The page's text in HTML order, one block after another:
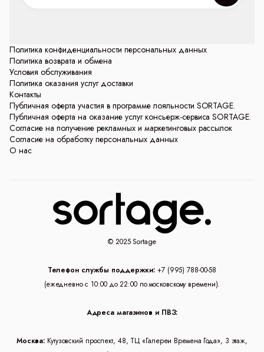
Политика конфиденциальности персональных данных
Политика возврата и обмена
Условия обслуживания
Политика оказания услуг доставки
Контакты
Публичная оферта участия в программе лояльности SORTAGE.
Публичная оферта на оказание услуг консьерж-сервиса SORTAGE.
Согласие на получение рекламных и маркетинговых рассылок
Согласие на обработку персональных данных
О нас
© 2025 Sortage
Телефон службы поддержки: +7 (995) 788-00-58
(ежедневно с 10:00 до 22:00 по московскому времени).
Адреса магазинов и ПВЗ:
Москва: Кутузовский проспект, 48, ТЦ «Галереи Времена Года», 3 этаж,